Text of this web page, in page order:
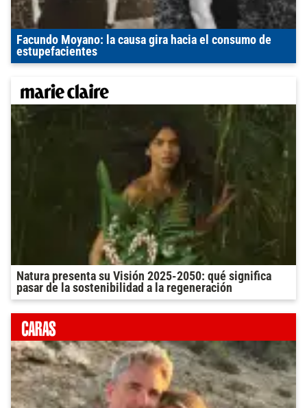
Facundo Moyano: la causa gira hacia el consumo de
estupefacientes
Natura presenta su Visión 2025-2050: qué significa
pasar de la sostenibilidad a la regeneración